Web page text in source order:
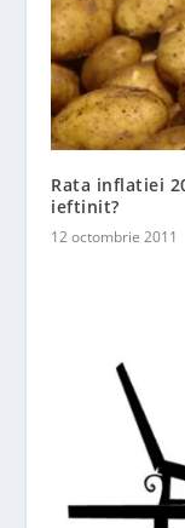
Rata inflatiei
ieftinit?
12 octombrie 2011